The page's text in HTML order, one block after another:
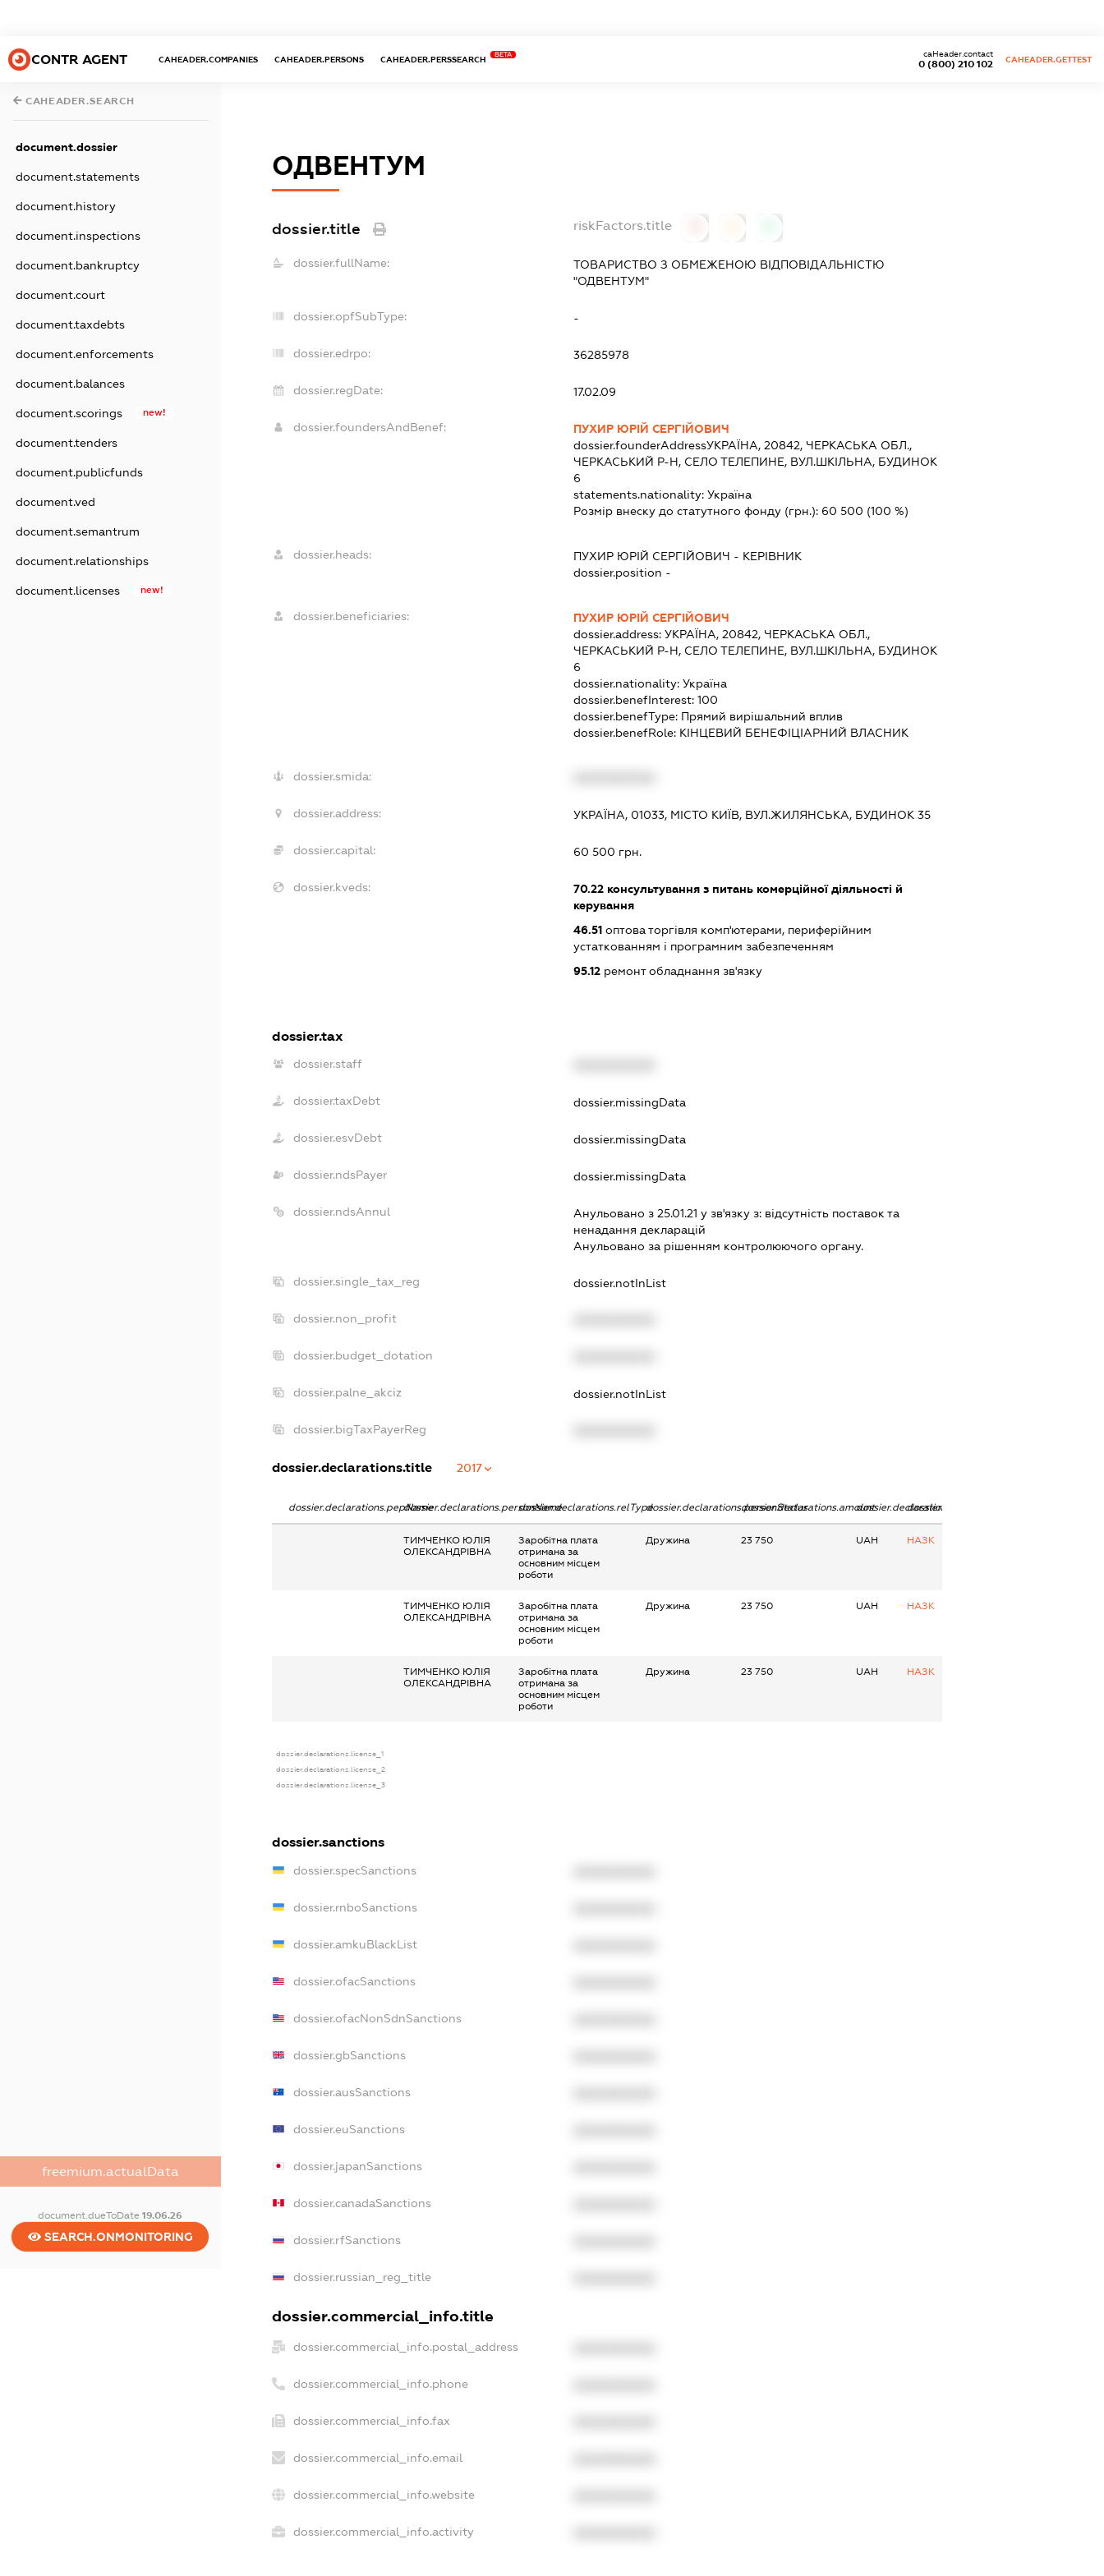
CONTR AGENT CAHEADER.COMPANIES CAHEADER.PERSONS CAHEADER.PERSSEARCH
BETA
0 (800) 210 102
caHeader.contact
CAHEADER.GETTEST
CAHEADER.SEARCH
document.dossier
document.statements
document.history
document.inspections
document.bankruptcy
document.court
document.taxdebts
document.enforcements
document.balances
document.scorings new!
document.tenders
document.publicfunds
document.ved
document.semantrum
document.relationships
document.licenses new!
freemium.actualData
document.dueToDate19.06.26
SEARCH.ONMONITORING
ОДВЕНТУМ
dossier.title riskFactors.title
dossier.fullName:
ТОВАРИСТВО З ОБМЕЖЕНОЮ ВІДПОВІДАЛЬНІСТЮ
"ОДВЕНТУМ"
dossier.opfSubType: -
dossier.edrpo: 36285978
dossier.regDate: 17.02.09
dossier.foundersAndBenef:
ПУХИР ЮРІЙ СЕРГІЙОВИЧ
dossier.founderAddressУКРАЇНА, 20842, ЧЕРКАСЬКА ОБЛ.,
ЧЕРКАСЬКИЙ Р-Н, СЕЛО ТЕЛЕПИНЕ, ВУЛ.ШКІЛЬНА, БУДИНОК
6
statements.nationality:Україна
Розмір внеску до статутного фонду (грн.): 60 500 (100 %)
dossier.heads: ПУХИР ЮРІЙ СЕРГІЙОВИЧ - КЕРІВНИК
dossier.position -
dossier.beneficiaries:
ПУХИР ЮРІЙ СЕРГІЙОВИЧ
dossier.address:УКРАЇНА, 20842, ЧЕРКАСЬКА ОБЛ.,
ЧЕРКАСЬКИЙ Р-Н, СЕЛО ТЕЛЕПИНЕ, ВУЛ.ШКІЛЬНА, БУДИНОК
6
dossier.nationality:Україна
dossier.benefInterest:100
dossier.benefType: Прямий вирішальний вплив
dossier.benefRole: КІНЦЕВИЙ БЕНЕФІЦІАРНИЙ ВЛАСНИК
dossier.smida:
dossier.address: УКРАЇНА, 01033, МІСТО КИЇВ, ВУЛ.ЖИЛЯНСЬКА, БУДИНОК 35
dossier.capital: 60 500 грн.
dossier.kveds: 70.22 консультування з питань комерційної діяльності й
керування
46.51 оптова торгівля комп'ютерами, периферійним
устаткованням і програмним забезпеченням
95.12 ремонт обладнання зв'язку
dossier.tax
dossier.staff
dossier.taxDebt dossier.missingData
dossier.esvDebt dossier.missingData
dossier.ndsPayer dossier.missingData
dossier.ndsAnnul Анульовано з 25.01.21 у зв'язку з: вiдсутнiсть поставок та
ненадання декларацiй
Анульовано за рiшенням контролюючого органу.
dossier.single_tax_reg dossier.notInList
dossier.non_profit
dossier.budget_dotation
dossier.palne_akciz dossier.notInList
dossier.bigTaxPayerReg
dossier.declarations.title 2017
dossier.declarations.pepNamedossier.declarations.personNamedossier.declarations.relTypedossier.declarations.personStatusdossier.declarations.amountdossier.declarations.currency
dossier.declarations.source
ТИМЧЕНКО ЮЛІЯ
ОЛЕКСАНДРІВНА
Заробітна плата
отримана за
основним місцем
роботи
Дружина 23 750 UAH НАЗК
ТИМЧЕНКО ЮЛІЯ
ОЛЕКСАНДРІВНА
Заробітна плата
отримана за
основним місцем
роботи
Дружина 23 750 UAH НАЗК
ТИМЧЕНКО ЮЛІЯ
ОЛЕКСАНДРІВНА
Заробітна плата
отримана за
основним місцем
роботи
Дружина 23 750 UAH НАЗК
dossier.declarations.license_1
dossier.declarations.license_2
dossier.declarations.license_3
dossier.sanctions
dossier.specSanctions
dossier.rnboSanctions
dossier.amkuBlackList
dossier.ofacSanctions
dossier.ofacNonSdnSanctions
dossier.gbSanctions
dossier.ausSanctions
dossier.euSanctions
dossier.japanSanctions
dossier.canadaSanctions
dossier.rfSanctions
dossier.russian_reg_title
dossier.commercial_info.title
dossier.commercial_info.postal_address
dossier.commercial_info.phone
dossier.commercial_info.fax
dossier.commercial_info.email
dossier.commercial_info.website
dossier.commercial_info.activity